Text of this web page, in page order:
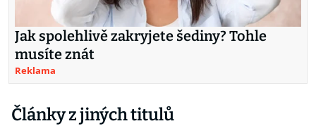
Jak spolehlivě zakryjete šediny? Tohle
musíte znát
Reklama
Články z jiných titulů